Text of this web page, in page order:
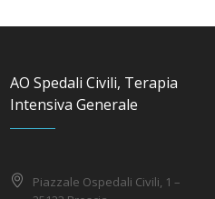
AO Spedali Civili, Terapia
Intensiva Generale
Piazzale Ospedali Civili, 1 –